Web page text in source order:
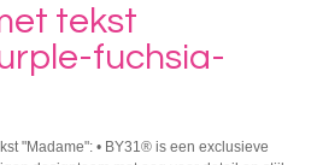
tekst
fuchsia-
"Madame": • BY31® is een exclusieve